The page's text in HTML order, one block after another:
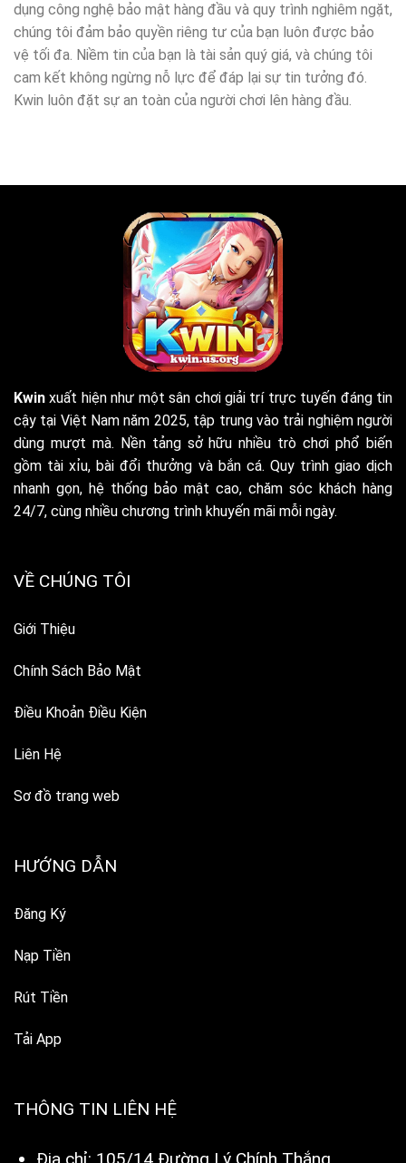
dụng công nghệ bảo mật hàng đầu và quy trình nghiêm ngặt,
chúng tôi đảm bảo quyền riêng tư của bạn luôn được bảo
vệ tối đa. Niềm tin của bạn là tài sản quý giá, và chúng tôi
cam kết không ngừng nỗ lực để đáp lại sự tin tưởng đó.
Kwin luôn đặt sự an toàn của người chơi lên hàng đầu.
Kwin xuất hiện như một sân chơi giải trí trực tuyến đáng tin
cậy tại Việt Nam năm 2025, tập trung vào trải nghiệm người
dùng mượt mà. Nền tảng sở hữu nhiều trò chơi phổ biến
gồm tài xỉu, bài đổi thưởng và bắn cá. Quy trình giao dịch
nhanh gọn, hệ thống bảo mật cao, chăm sóc khách hàng
24/7, cùng nhiều chương trình khuyến mãi mỗi ngày.
VỀ CHÚNG TÔI
Giới Thiệu
Chính Sách Bảo Mật
Điều Khoản Điều Kiện
Liên Hệ
Sơ đồ trang web
HƯỚNG DẪN
Đăng Ký
Nạp Tiền
Rút Tiền
Tải App
THÔNG TIN LIÊN HỆ